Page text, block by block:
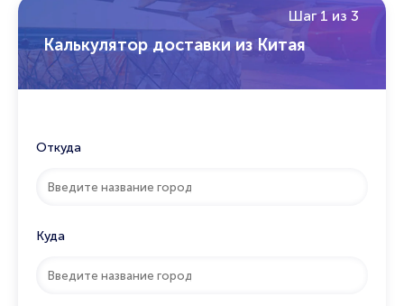
Калькулятор доставки из Китая
Шаг 1 из 3
Откуда
Куда